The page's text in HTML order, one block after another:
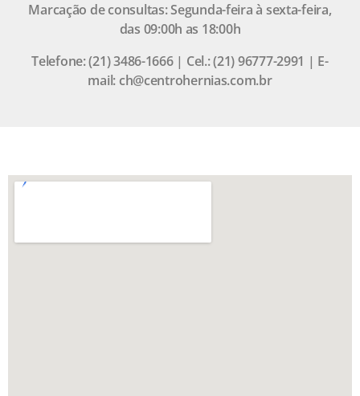
Marcação de consultas: Segunda-feira à sexta-feira,
das 09:00h as 18:00h
Telefone: (21) 3486-1666 | Cel.: (21) 96777-2991 | E-
mail: ch@centrohernias.com.br